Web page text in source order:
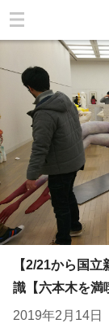
【2/21から国
識【六本木を満
2019年2月14日